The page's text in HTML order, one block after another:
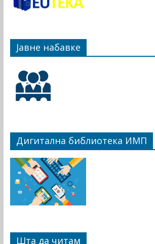
Јавне набавке
Дигитална библиотека ИМП
Шта да читам